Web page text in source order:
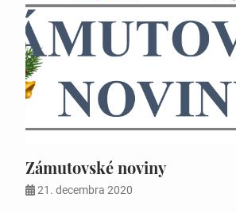
Zámutovské noviny
21. decembra 2020